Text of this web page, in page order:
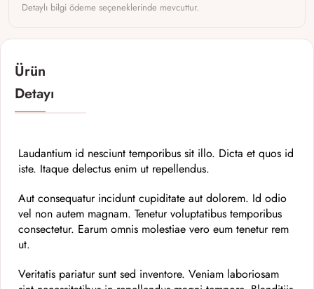
Detaylı bilgi ödeme seçeneklerinde mevcuttur.
Ürün
Detayı
Laudantium id nesciunt temporibus sit illo. Dicta et quos id
iste. Itaque delectus enim ut repellendus.
Aut consequatur incidunt cupiditate aut dolorem. Id odio
vel non autem magnam. Tenetur voluptatibus temporibus
consectetur. Earum omnis molestiae vero eum tenetur rem
ut.
Veritatis pariatur sunt sed inventore. Veniam laboriosam